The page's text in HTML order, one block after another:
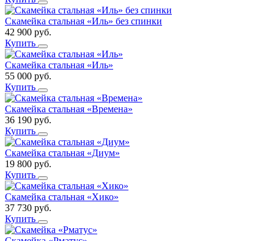
Скамейка стальная «Иль» без спинки
42 900 руб.
Купить
Скамейка стальная «Иль»
55 000 руб.
Купить
Скамейка стальная «Времена»
36 190 руб.
Купить
Скамейка стальная «Диум»
19 800 руб.
Купить
Скамейка стальная «Хико»
37 730 руб.
Купить